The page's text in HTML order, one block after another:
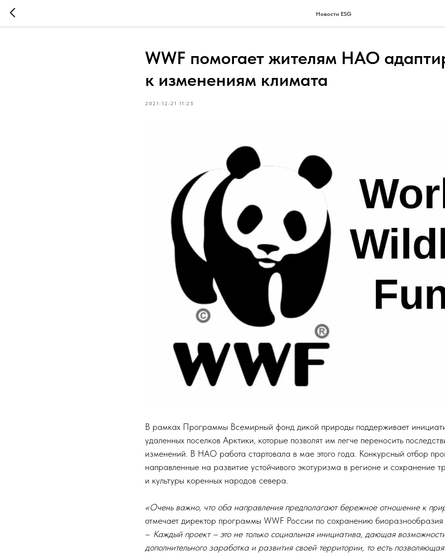
Новости ESG
WWF помогает жителям НАО
к изменениям климата
2021-12-21 11:25
В рамках Программы Всемирный фонд дикой природы поддерживает
удаленных поселков Арктики, которые позволят им легче переносить
изменений. В НАО работа стартовала в мае этого года. Конкурсный отбор
направленные на развитие устойчивого экотуризма в регионе и сохранение
и культуры коренных народов севера.
«Очень важно, что оба направления предполагают бережное отношение к
отмечает директор программы WWF России по сохранению биоразнообразия
– Каждый проект – это не только социальная инициатива, дающая
дополнительного заработка и развития своей территории, то есть